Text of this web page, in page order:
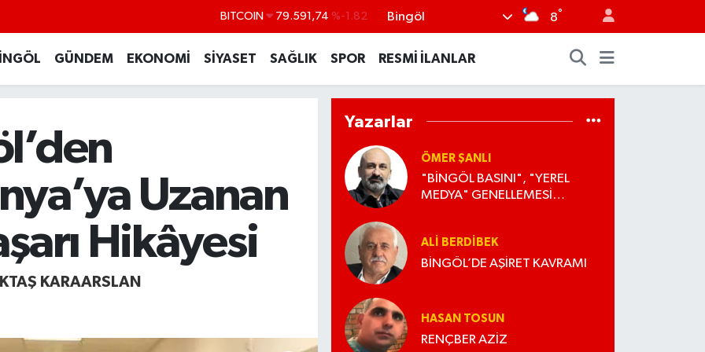
DOLAR 45,43620 %0.02
6862,09000 %0.19
%0
%-1.82
Bingöl 8°
GÜNDEM EKONOMİ SİYASET SAĞLIK SPOR RESMİ İLANLAR
Uzanan
Hikâyesi
KARAARSLAN
Yazarlar
ÖMER ŞANLI
"BİNGÖL BASINI", "YEREL
MEDYA" GENELLEMESİ
ALI BERDIBEK
BİNGÖL’DE AŞİRET KAVRAMI
HASAN TOSUN
RENÇBER AZİZ